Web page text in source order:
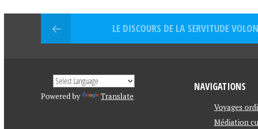
LE DISCOURS DE LA SERVITUDE
Powered by Translate
NAVIGATIONS
Voyages
Médiation